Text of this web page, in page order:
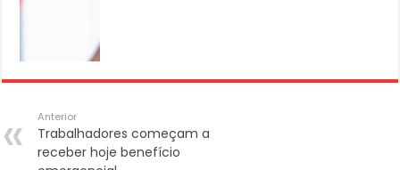
Anterior
Trabalhadores começam a
receber hoje benefício